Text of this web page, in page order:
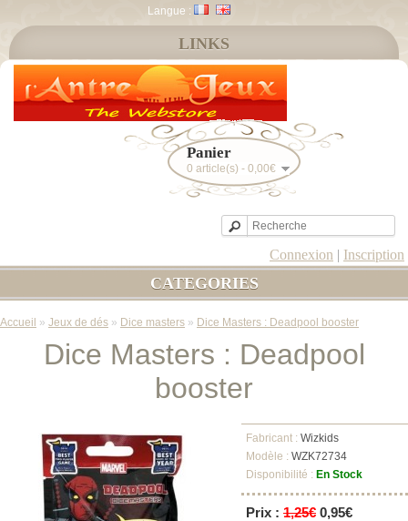
Langue :
Panier
0 article(s) - 0,00€
Connexion | Inscription
LINKS
CATEGORIES
Accueil » Jeux de dés » Dice masters » Dice Masters : Deadpool booster
Dice Masters : Deadpool
booster
Fabricant : Wizkids
Modèle : WZK72734
Disponibilité : En Stock
Prix : 1,25€ 0,95€